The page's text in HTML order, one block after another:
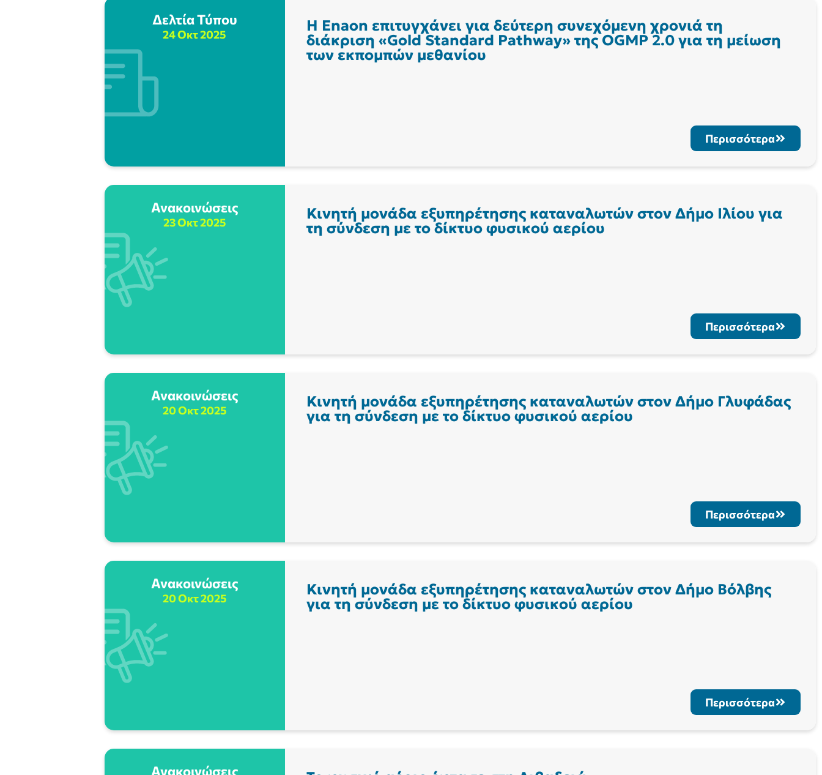
Δελτία Τύπου
24 Οκτ 2025
Η Enaon επιτυγχάνει για δεύτερη συνεχόμενη χρονιά τη
διάκριση «Gold Standard Pathway» της OGMP 2.0 για τη μείωση
των εκπομπών μεθανίου
Περισσότερα
Ανακοινώσεις
23 Οκτ 2025
Κινητή μονάδα εξυπηρέτησης καταναλωτών στον Δήμο Ιλίου για
τη σύνδεση με το δίκτυο φυσικού αερίου
Περισσότερα
Ανακοινώσεις
20 Οκτ 2025
Κινητή μονάδα εξυπηρέτησης καταναλωτών στον Δήμο Γλυφάδας
για τη σύνδεση με το δίκτυο φυσικού αερίου
Περισσότερα
Ανακοινώσεις
20 Οκτ 2025
Κινητή μονάδα εξυπηρέτησης καταναλωτών στον Δήμο Βόλβης
για τη σύνδεση με το δίκτυο φυσικού αερίου
Περισσότερα
Ανακοινώσεις